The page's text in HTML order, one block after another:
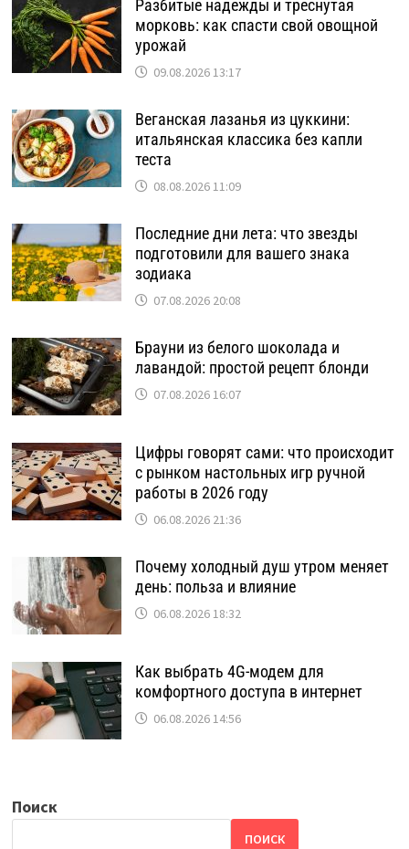
Разбитые надежды и треснутая
морковь: как спасти свой овощной
урожай
09.08.2026 13:17
Веганская лазанья из цуккини:
итальянская классика без капли
теста
08.08.2026 11:09
Последние дни лета: что звезды
подготовили для вашего знака
зодиака
07.08.2026 20:08
Брауни из белого шоколада и
лавандой: простой рецепт блонди
07.08.2026 16:07
Цифры говорят сами: что происходит
с рынком настольных игр ручной
работы в 2026 году
06.08.2026 21:36
Почему холодный душ утром меняет
день: польза и влияние
06.08.2026 18:32
Как выбрать 4G-модем для
комфортного доступа в интернет
06.08.2026 14:56
Поиск
ПОИСК